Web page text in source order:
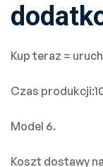
Kup teraz =
Czas
Model 6.
Koszt dostawy